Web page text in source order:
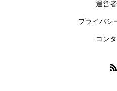
運営
プライバシ
コン